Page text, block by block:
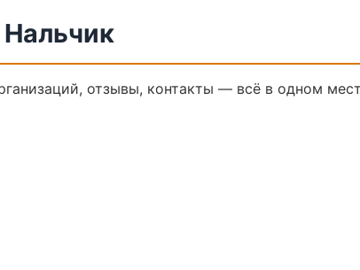
Нальчик
отзывы, контакты — всё в одном